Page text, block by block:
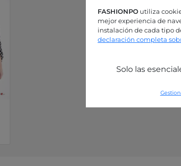
FASHIONPO utiliza
mejor experiencia de
instalación de cada tipo
declaración completa
Solo las